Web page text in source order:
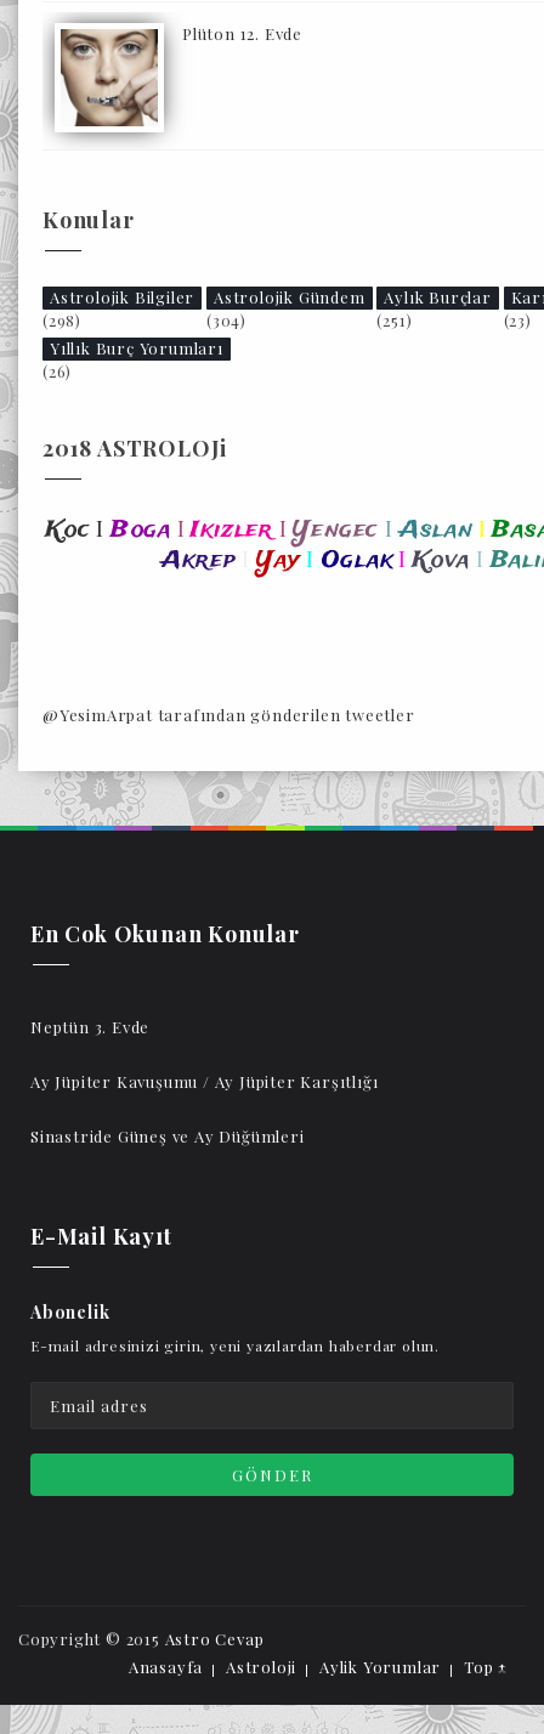
Plüton 12. Evde
Konular
Astrolojik Bilgiler
(298)
Astrolojik Gündem
(304)
Aylık Burçlar
(251)
(23)
Yıllık Burç Yorumları
(26)
2018 ASTROLOJi
Koc I Boga I Ikizler I Yengec I Aslan I
Akrep
Yay I Oglak I Kova I
@YesimArpat tarafından gönderilen tweetler
En Cok Okunan Konular
Neptün 3. Evde
Ay Jüpiter Kavuşumu / Ay Jüpiter Karşıtlığı
Sinastride Güneş ve Ay Düğümleri
E-Mail Kayıt
Abonelik
E-mail adresinizi girin, yeni yazılardan haberdar olun.
Copyright © 2015 Astro Cevap
Anasayfa
Astroloji Aylik Yorumlar Top ↑